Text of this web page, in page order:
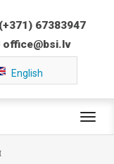
67383947
office@bsi.lv
English